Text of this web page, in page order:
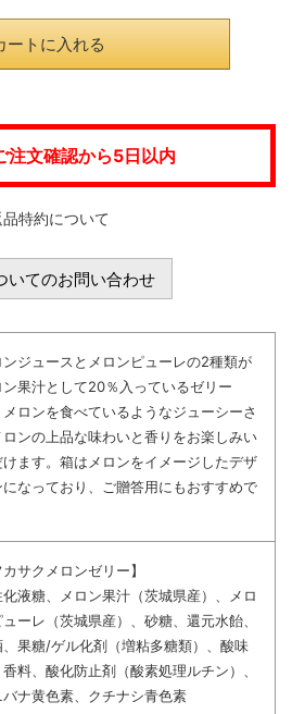
ートに入れる
注文確認から5日以内
品特約について
いてのお問い合わせ
ンジュースとメロンピューレの2種類が
ン果汁として20％入っているゼリー
ロンを食べているようなジューシーさ
ロンの上品な味わいと香りをお楽しみい
けます。箱はメロンをイメージしたデザ
になっており、ご贈答用にもおすすめで
カサクメロンゼリー】
液糖、メロン果汁（茨城県産）、メロ
ューレ（茨城県産）、砂糖、還元水飴、
、果糖/ゲル化剤（増粘多糖類）、酸味
料、酸化防止剤（酸素処理ルチン）、
バナ黄色素、クチナシ青色素